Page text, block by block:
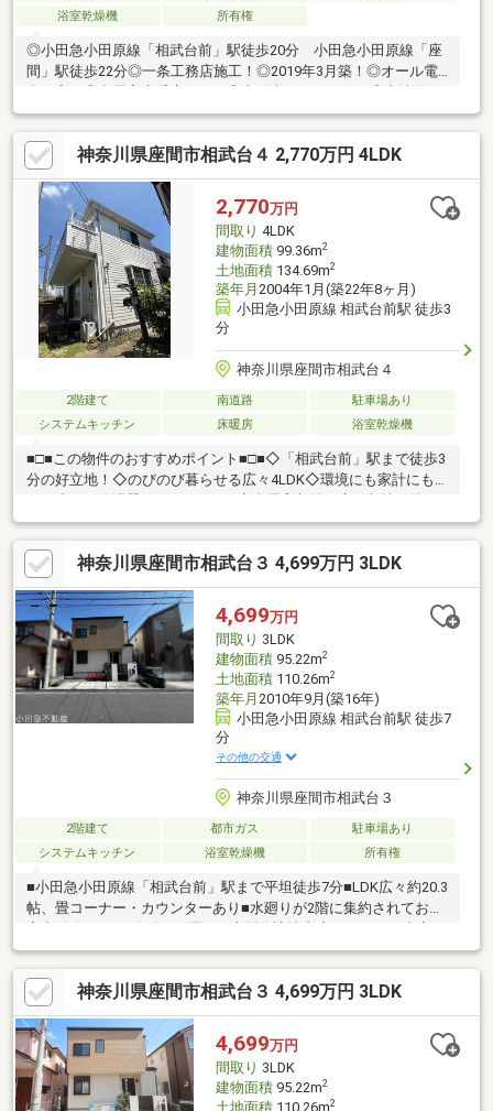
浴室乾燥機
所有権
◎小田急小田原線「相武台前」駅徒歩20分 小田急小田原線「座
間」駅徒歩22分◎一条工務店施工！◎2019年3月築！◎オール電
化住宅！◎全居室床暖房あり！◎太陽光パネルあり！◎土地面
積：100.21㎡◎建物面積：84.04㎡
神奈川県座間市相武台４ 2,770万円 4LDK
2,770万円
間取り 4LDK
建物面積99.36m2
土地面積134.69m2
築年月 2004年1月(築22年8ヶ月)
小田急小田原線 相武台前駅 徒歩3
分
神奈川県座間市相武台４
2階建て 南道路
駐車場あり
システムキッチン
床暖房 浴室乾燥機
■□■この物件のおすすめポイント■□■◇「相武台前」駅まで徒歩3
分の好立地！◇のびのび暮らせる広々4LDK◇環境にも家計にも優
付きで収納充実◇2面採光で窓が多く、日当たり・通風良好◎◇
冬の味方、床暖房付きで足元ポカポカ◇和室はお子様の遊び場や
客間としても活躍！◇2階洗面室からバルコニーへ直通！家事ラ
ク動線◎◇スーパー・学校・公園など生活環境が整ったエリア◎
随時、ご相談可能です！◎フリーダイヤル『0120-430-499』まで
お気軽にご連絡ください♪
神奈川県座間市相武台３ 4,699万円 3LDK
4,699万円
間取り 3LDK
建物面積95.22m2
土地面積110.26m2
築年月 2010年9月(築16年)
小田急小田原線 相武台前駅 徒歩7
分
その他の交通
神奈川県座間市相武台３
2階建て 都市ガス
駐車場あり
システムキッチン
浴室乾燥機 所有権
■小田急小田原線「相武台前」駅まで平坦徒歩7分■LDK広々約20.3
帖、畳コーナー・カウンターあり■水廻りが2階に集約されており
家事動線スムーズ■全128区画の大型分譲地内◆リフォーム内容
◆【水廻り】浴室、キッチン、洗面化粧台、洗濯用水栓、トイレ
【床・壁・天井】フローリング張(LDK、洋室全室、廊下、玄関)、
CF張(洗面室、1・2階トイレ)、クロス貼【外装】外壁・屋根塗装
【その他】照明器具、スイッチ・コンセント、建具、インターホ
ン、ハウスクリーニング◆周辺環境◆・業務スーパー相武台店ま
で徒歩3分・スーパー三和相武台店まで徒歩5分・座間市立相武台
東小学校まで徒歩5分
神奈川県座間市相武台３ 4,699万円 3LDK
4,699万円
間取り 3LDK
建物面積95.22m2
土地面積110.26m2